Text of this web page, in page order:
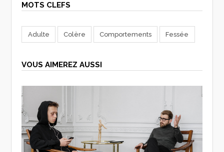
MOTS CLEFS
Adulte Colère Comportements Fessée
VOUS AIMEREZ AUSSI